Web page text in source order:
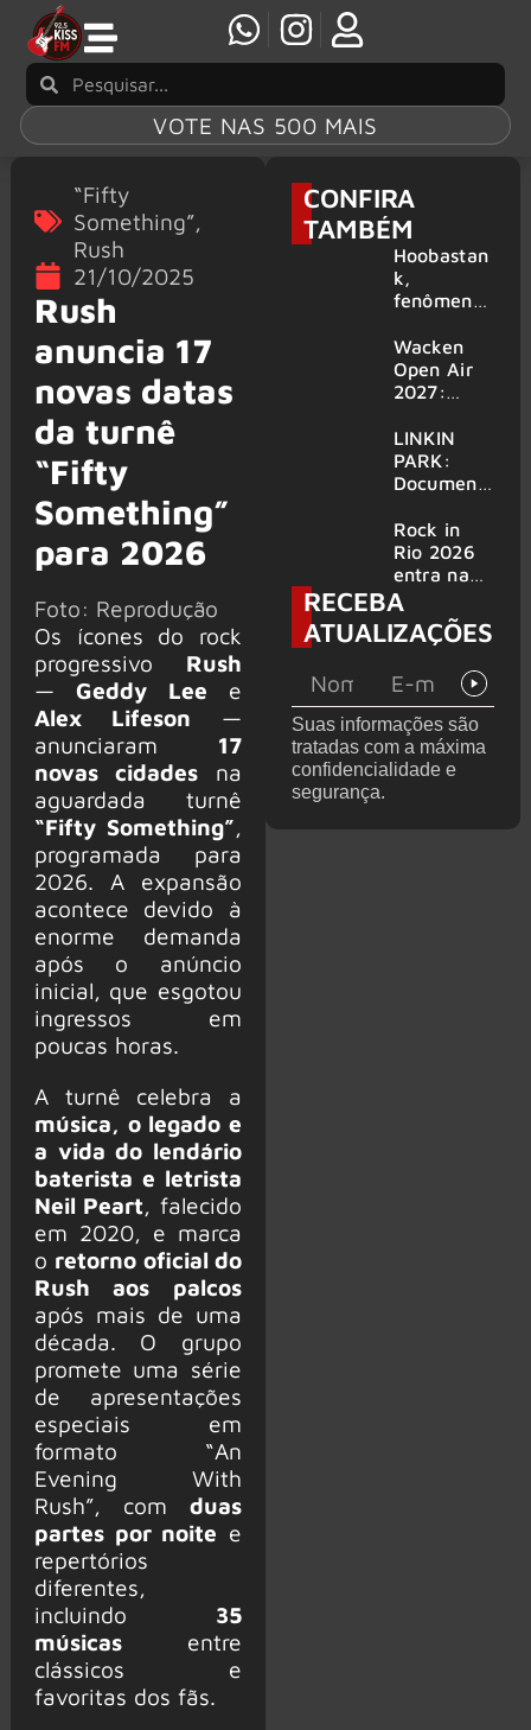
VOTE NAS 500 MAIS
“Fifty
Something”,
Rush
21/10/2025
Rush
anuncia 17
novas datas
da turnê
“Fifty
Something”
para 2026
Foto: Reprodução
Os ícones do rock
progressivo Rush
—Geddy Lee e
Alex Lifeson —
anunciaram 17
novas cidadesna
aguardada turnê
“Fifty Something”,
programada para
2026. A expansão
acontece devido à
enorme demanda
após o anúncio
inicial, que esgotou
ingressos em
poucas horas.
A turnê celebra a
música, o legado e
a vida do lendário
baterista e letrista
Neil Peart , falecido
em 2020, e marca
o retorno oficial do
Rush aos palcos
após mais de uma
década. O grupo
promete uma série
de apresentações
especiais em
formato “An
Evening With
Rush”, com duas
partes por noite e
repertórios
diferentes,
incluindo 35
músicasentre
clássicos e
favoritas dos fãs.
CONFIRA
TAMBÉM
Hoobastan
k,
fenômeno
rock anos
2000,
volta ao
6 shows
Wacken
Open Air
2027:
amplia
line-up e
já
mais de 50
bandas
LINKIN
PARK:
Document
‘Unshatter’
e álbum ao
vivo são
anunciados
Rock in
Rio 2026
entra na
reta final
com
Cidade do
montagem
acelerada
e line-up
completo
confirmad
RECEBA
ATUALIZAÇÕES
Suas informações são
tratadas com a máxima
confidencialidade e
segurança.